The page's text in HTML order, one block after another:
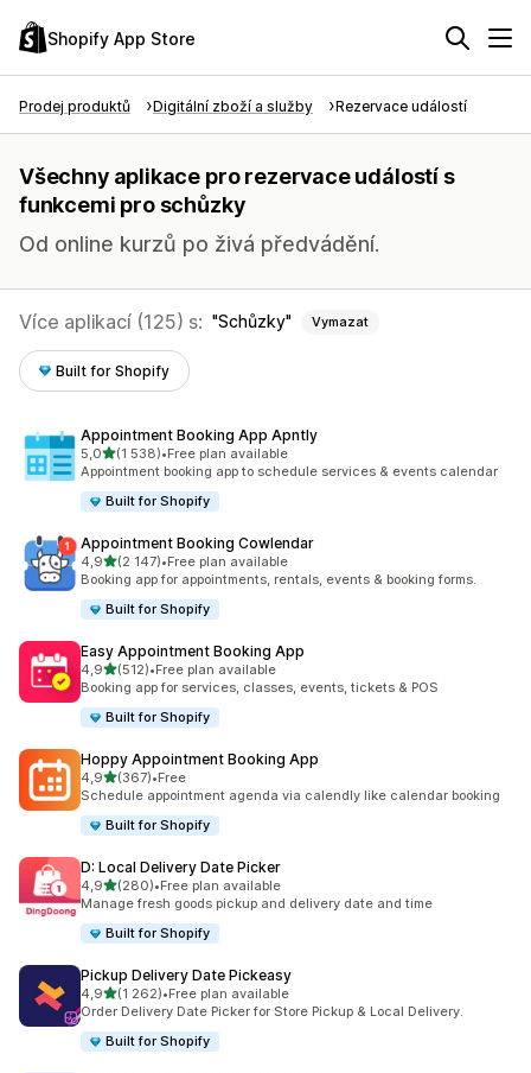
Shopify App Store
Prodej produktů Digitální zboží a služby Rezervace událostí
Všechny aplikace pro rezervace událostí s
funkcemi pro schůzky
Od online kurzů po živá předvádění.
Více aplikací (125) s: Schůzky Vymazat
Built for Shopify
Appointment Booking App Apntly
5,0z 5 hvězd
(1 538)
Celkový počet recenzí: 1538
•Free plan available
Appointment booking app to schedule services & events calendar
Built for Shopify
Appointment Booking Cowlendar
4,9z 5 hvězd
(2 147)
Celkový počet recenzí: 2147
•Free plan available
Booking app for appointments, rentals, events & booking forms.
Built for Shopify
Easy Appointment Booking App
4,9z 5 hvězd
(512)
Celkový počet recenzí: 512
•Free plan available
Booking app for services, classes, events, tickets & POS
Built for Shopify
Hoppy Appointment Booking App
4,9z 5 hvězd
(367)
Celkový počet recenzí: 367
•Free
Schedule appointment agenda via calendly like calendar booking
Built for Shopify
D: Local Delivery Date Picker
4,9z 5 hvězd
(280)
Celkový počet recenzí: 280
•Free plan available
Manage fresh goods pickup and delivery date and time
Built for Shopify
Pickup Delivery Date Pickeasy
4,9z 5 hvězd
(1 262)
Celkový počet recenzí: 1262
•Free plan available
Order Delivery Date Picker for Store Pickup & Local Delivery.
Built for Shopify